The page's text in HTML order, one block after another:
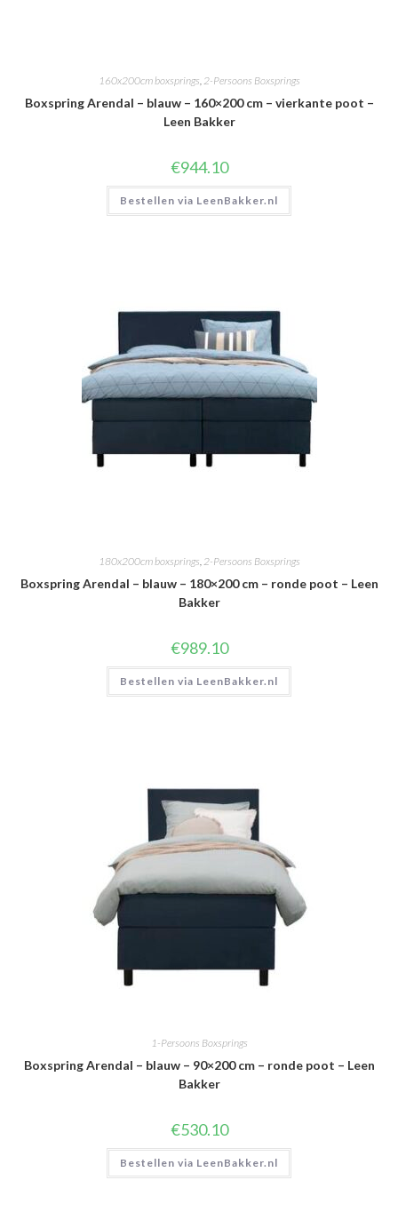
160x200cm boxsprings 2-Persoons Boxsprings
Boxspring Arendal – blauw – 160×200 cm – vierkante poot –
Leen Bakker
€944.10
Bestellen via LeenBakker.nl
180x200cm boxsprings,2-Persoons Boxsprings
Boxspring Arendal – blauw – 180×200 cm – ronde poot – Leen
Bakker
€989.10
Bestellen via LeenBakker.nl
1-Persoons Boxsprings
Boxspring Arendal – blauw – 90×200 cm – ronde poot – Leen
Bakker
€530.10
Bestellen via LeenBakker.nl